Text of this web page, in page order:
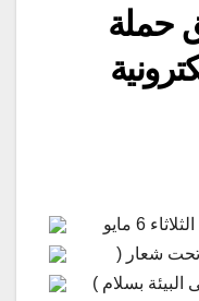
حملة
الفجيرة نيوز- أطلقت بلدية الفجيرة الثلاثاء 6 مايو
تحت شعار (
البيئة بسلام )